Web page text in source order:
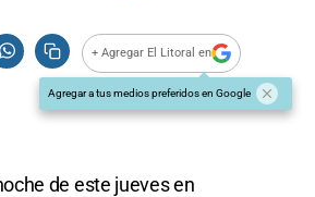
+ Agregar El Litoral en
Agregar a tus medios preferidos en Google
de este jueves en